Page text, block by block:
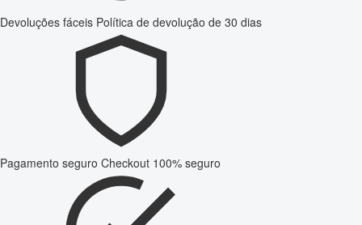
Devoluções fáceis Política de devolução de 30 dias
Pagamento seguro Checkout 100% seguro